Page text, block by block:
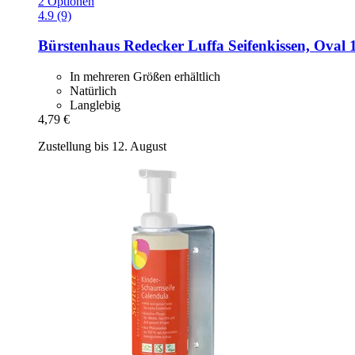
4.9 (9)
Bürstenhaus Redecker Luffa Seifenkissen, Oval
In mehreren Größen erhältlich
Natürlich
Langlebig
4,79 €
Zustellung bis 12. August